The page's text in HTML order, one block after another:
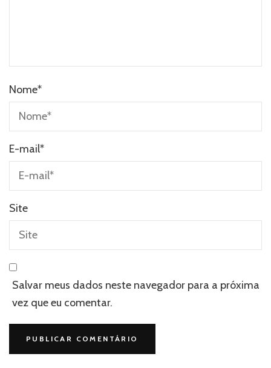
Nome*
E-mail*
Site
Salvar meus dados neste navegador para a próxima
vez que eu comentar.